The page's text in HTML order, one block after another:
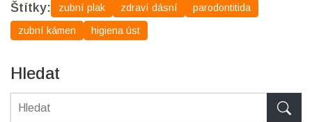
Štítky: zubní plak zdraví dásní parodontitida
zubní kámen higiena úst
Hledat